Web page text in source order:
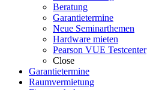
Beratung
Garantietermine
Neue Seminarthemen
Hardware mieten
Pearson VUE Testcenter
Close
Garantietermine
Raumvermietung